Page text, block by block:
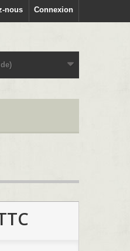
Connexion
nous